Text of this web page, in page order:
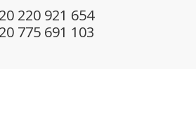
220 921 654
775 691 103